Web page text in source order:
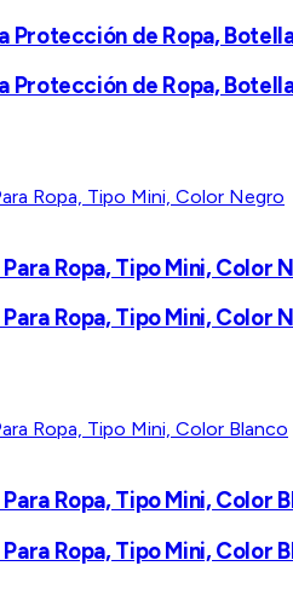
Protección de Ropa,
Protección de Ropa,
Ropa, Tipo Mini, Color
Ropa, Tipo Mini, Color
Ropa, Tipo Mini, Color
Ropa, Tipo Mini, Color